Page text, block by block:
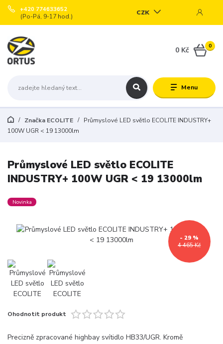
Menu
CZK
+420 774633652
(Po-Pá, 9-17 hod.)
0
0 Kč
Značka ECOLITE
Průmyslové LED světlo ECOLITE INDUSTRY+
100W UGR < 19 13000lm
Průmyslové LED světlo ECOLITE
INDUSTRY+ 100W UGR < 19 13000lm
Novinka
4 465 Kč
- 29 %
Ohodnotit produkt
Precizně zpracované highbay svítidlo HB33/UGR. Kromě